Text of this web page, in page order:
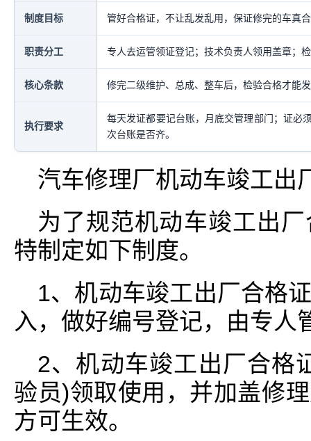
制度目标 管好合格证，不让乱发乱用，保证修完的车真
职责分工 专人去运管领证登记；技术负责人领用盖章；
核心条款 修完二级维护、总成、整车后，检验合格才能
执行要求
每天发证都要记台账，月底交管理部门；证必
次台账是否齐。
汽车修理厂机动车竣工出
为了规范机动车竣工出
特制定如下制度。
1、机动车竣工出厂合格
入，做好编号登记，由专人
2、机动车竣工出厂合格
验员)领取使用，并加盖修
方可生效。